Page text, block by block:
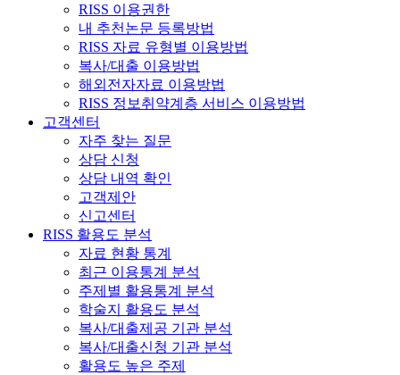
RISS 이용권한
내 추천논문 등록방법
RISS 자료 유형별 이용방법
복사/대출 이용방법
해외전자자료 이용방법
RISS 정보취약계층 서비스 이용방법
고객센터
자주 찾는 질문
상담 신청
상담 내역 확인
고객제안
신고센터
RISS 활용도 분석
자료 현황 통계
최근 이용통계 분석
주제별 활용통계 분석
학술지 활용도 분석
복사/대출제공 기관 분석
복사/대출신청 기관 분석
활용도 높은 주제